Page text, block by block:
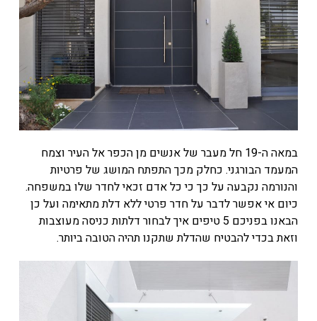
במאה ה-19 חל מעבר של אנשים מן הכפר אל העיר וצמח
המעמד הבורגני. כחלק מכך התפתח המושג של פרטיות
והנורמה נקבעה על כך כי כל אדם זכאי לחדר שלו במשפחה.
כיום אי אפשר לדבר על חדר פרטי ללא דלת מתאימה ועל כן
הבאנו בפניכם 5 טיפים איך לבחור דלתות כניסה מעוצבות
וזאת בכדי להבטיח שהדלת שתקנו תהיה הטובה ביותר.